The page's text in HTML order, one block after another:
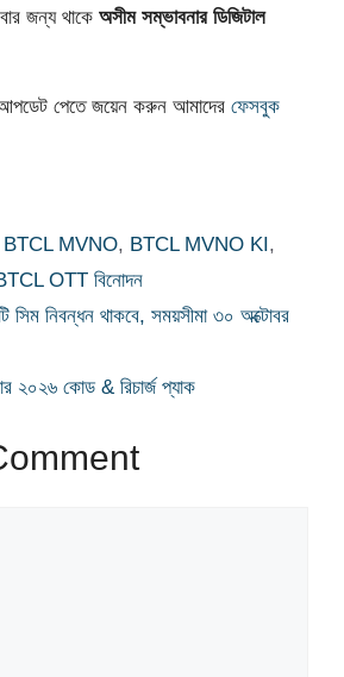
জন্য থাকে অসীম সম্ভাবনার ডিজিটাল
পেতে জয়েন করুন আমাদের ফেসবুক
BTCL MVNO, BTCL MVNO KI ,
OTT বিনোদন
সিম নিবন্ধন থাকবে, সময়সীমা ৩০ অক্টোবর
২০২৬ কোড & রিচার্জ প্যাক